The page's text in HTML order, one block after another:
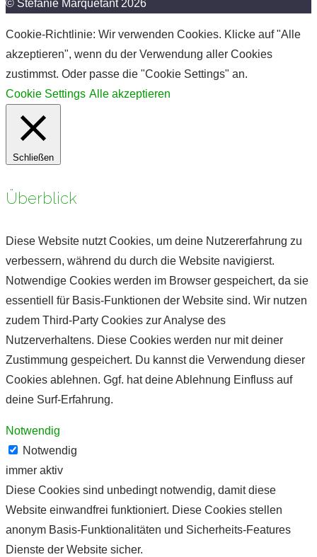
© Stefanie Marquetant 2026
Cookie-Richtlinie: Wir verwenden Cookies. Klicke auf "Alle
akzeptieren", wenn du der Verwendung aller Cookies
zustimmst. Oder passe die "Cookie Settings" an.
Cookie Settings Alle akzeptieren
Schließen
Überblick
Diese Website nutzt Cookies, um deine Nutzererfahrung zu
verbessern, während du durch die Website navigierst.
Notwendige Cookies werden im Browser gespeichert, da sie
essentiell für Basis-Funktionen der Website sind. Wir nutzen
zudem Third-Party Cookies zur Analyse des
Nutzerverhaltens. Diese Cookies werden nur mit deiner
Zustimmung gespeichert. Du kannst die Verwendung dieser
Cookies ablehnen. Ggf. hat deine Ablehnung Einfluss auf
deine Surf-Erfahrung.
Notwendig
Notwendig
immer aktiv
Diese Cookies sind unbedingt notwendig, damit diese
Website einwandfrei funktioniert. Diese Cookies stellen
anonym Basis-Funktionalitäten und Sicherheits-Features
Dienste der Website sicher.